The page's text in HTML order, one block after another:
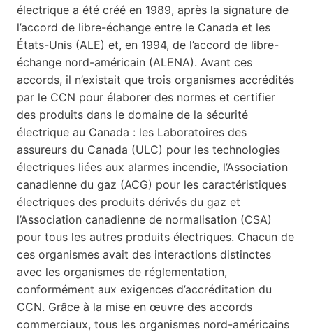
électrique a été créé en 1989, après la signature de
l’accord de libre-échange entre le Canada et les
États-Unis (ALE) et, en 1994, de l’accord de libre-
échange nord-américain (ALENA). Avant ces
accords, il n’existait que trois organismes accrédités
par le CCN pour élaborer des normes et certifier
des produits dans le domaine de la sécurité
électrique au Canada : les Laboratoires des
assureurs du Canada (ULC) pour les technologies
électriques liées aux alarmes incendie, l’Association
canadienne du gaz (ACG) pour les caractéristiques
électriques des produits dérivés du gaz et
l’Association canadienne de normalisation (CSA)
pour tous les autres produits électriques. Chacun de
ces organismes avait des interactions distinctes
avec les organismes de réglementation,
conformément aux exigences d’accréditation du
CCN. Grâce à la mise en œuvre des accords
commerciaux, tous les organismes nord-américains